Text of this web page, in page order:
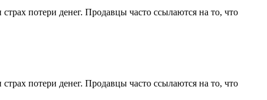
потери денег. Продавцы часто ссылаются на то, что
потери денег. Продавцы часто ссылаются на то, что